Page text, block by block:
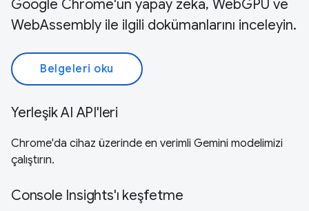
Google Chrome'un yapay zeka, WebGPU ve
WebAssembly ile ilgili dokümanlarını inceleyin.
Belgeleri oku
Yerleşik AI API'leri
Chrome'da cihaz üzerinde en verimli Gemini modelimizi
çalıştırın.
Console Insights'ı keşfetme